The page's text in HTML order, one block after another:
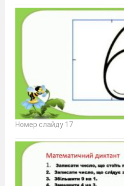
Номер слайду 17